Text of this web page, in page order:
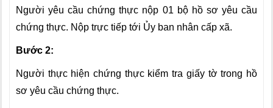
Người yêu cầu chứng thực nộp 01 bộ hồ sơ yêu cầu
chứng thực. Nộp trực tiếp tới Ủy ban nhân cấp xã.
Bước 2:
Người thực hiện chứng thực kiểm tra giấy tờ trong hồ
sơ yêu cầu chứng thực.